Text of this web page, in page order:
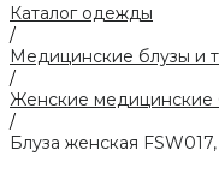
Каталог одежды
/
Медицинские блузы и
/
Женские медицинские
/
Блуза женская